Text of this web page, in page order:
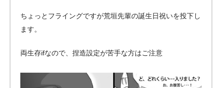
ちょっとフライングですが荒垣先輩の誕生日祝いを投下し
ます。
両生存ifなので、捏造設定が苦手な方はご注意